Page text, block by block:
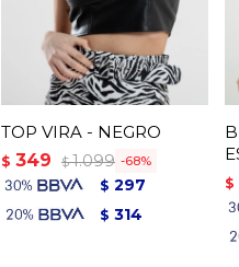
TOP VIRA - NEGRO
$ 349 $ 1.099 68
$ 297
$ 314
$